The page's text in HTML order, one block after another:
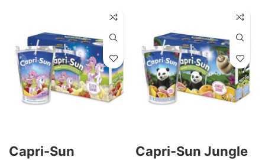
Capri-Sun
Capri-Sun Jungle